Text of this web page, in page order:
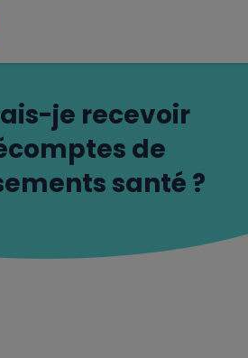
je recevoir
de
santé ?